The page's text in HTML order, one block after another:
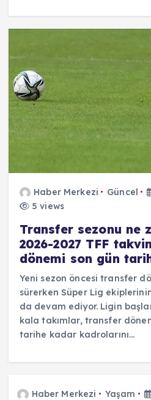
Haber Merkezi Güncel
5 views
Transfer sezonu ne
2026-2027 TFF
dönemi son gün
Yeni sezon öncesi transfer
sürerken Süper Lig
da devam ediyor. Ligin
kala takımlar, transfer
tarihe kadar kadrolarını…
Haber Merkezi Yaşam